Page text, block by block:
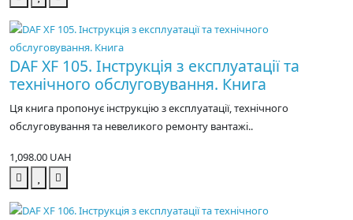
DAF XF 105. Інструкція з експлуатації та
технічного обслуговування. Книга
Ця книга пропонує інструкцію з експлуатації, технічного
обслуговування та невеликого ремонту вантажі..
1,098.00 UAH